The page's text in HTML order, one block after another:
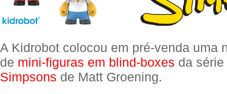
A Kidrobot colocou em pré-venda uma
de mini-figuras em blind-boxes da
Simpsons de Matt Groening.